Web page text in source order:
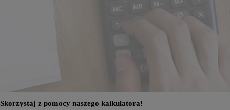
Skorzystaj z pomocy naszego kalkulatora!